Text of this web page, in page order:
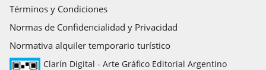
Términos y Condiciones
Normas de Confidencialidad y Privacidad
Normativa alquiler temporario turístico
Clarín Digital - Arte Gráfico Editorial Argentino